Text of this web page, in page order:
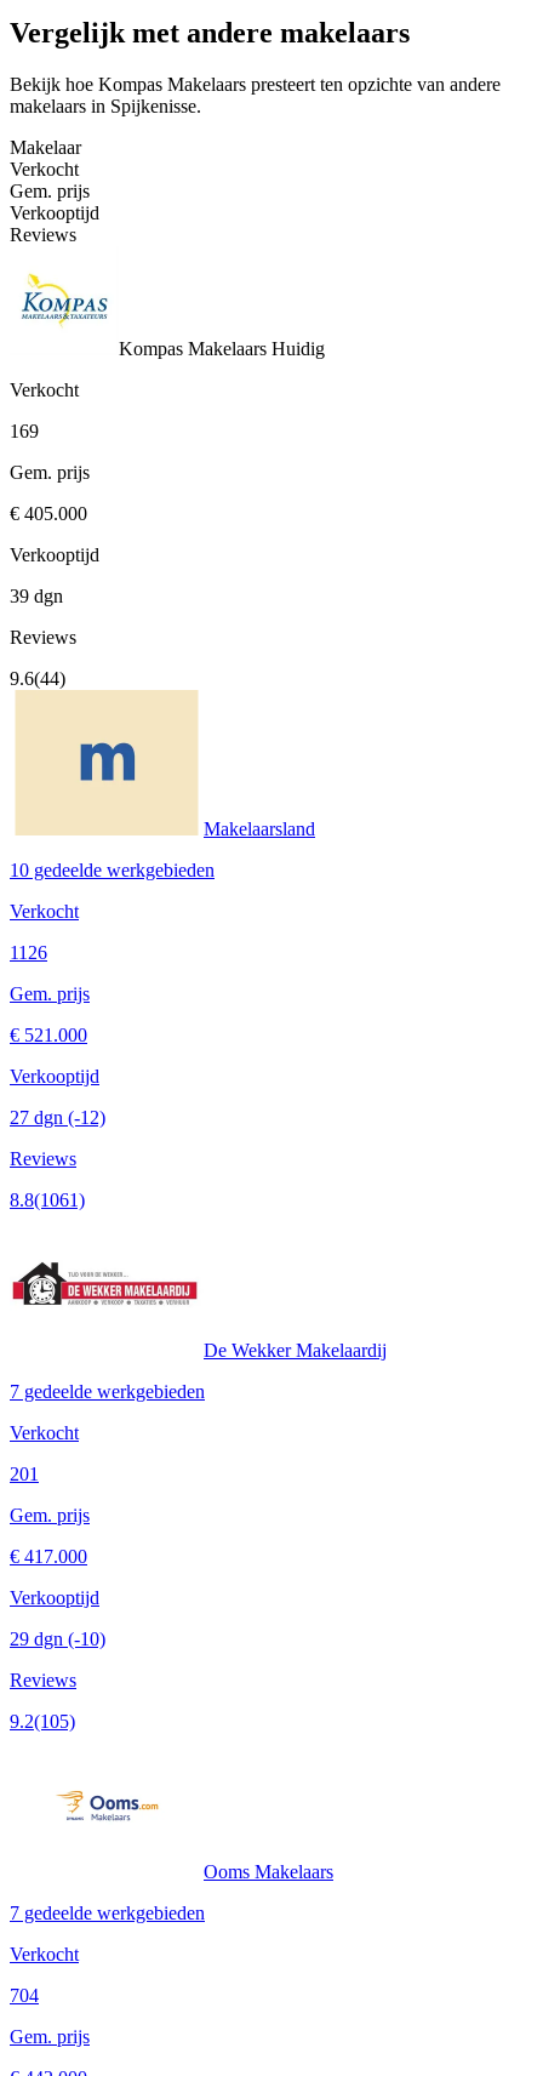
Vergelijk met andere makelaars
Bekijk hoe Kompas Makelaars presteert ten opzichte van andere
makelaars in Spijkenisse.
Makelaar
Verkocht
Gem. prijs
Verkooptijd
Reviews
Kompas Makelaars Huidig
Verkocht
169
Gem. prijs
€ 405.000
Verkooptijd
39 dgn
Reviews
9.6(44)
Makelaarsland
10 gedeelde werkgebieden
Verkocht
1126
Gem. prijs
€ 521.000
Verkooptijd
27 dgn (-12)
Reviews
8.8(1061)
De Wekker Makelaardij
7 gedeelde werkgebieden
Verkocht
201
Gem. prijs
€ 417.000
Verkooptijd
29 dgn (-10)
Reviews
9.2(105)
Ooms Makelaars
7 gedeelde werkgebieden
Verkocht
704
Gem. prijs